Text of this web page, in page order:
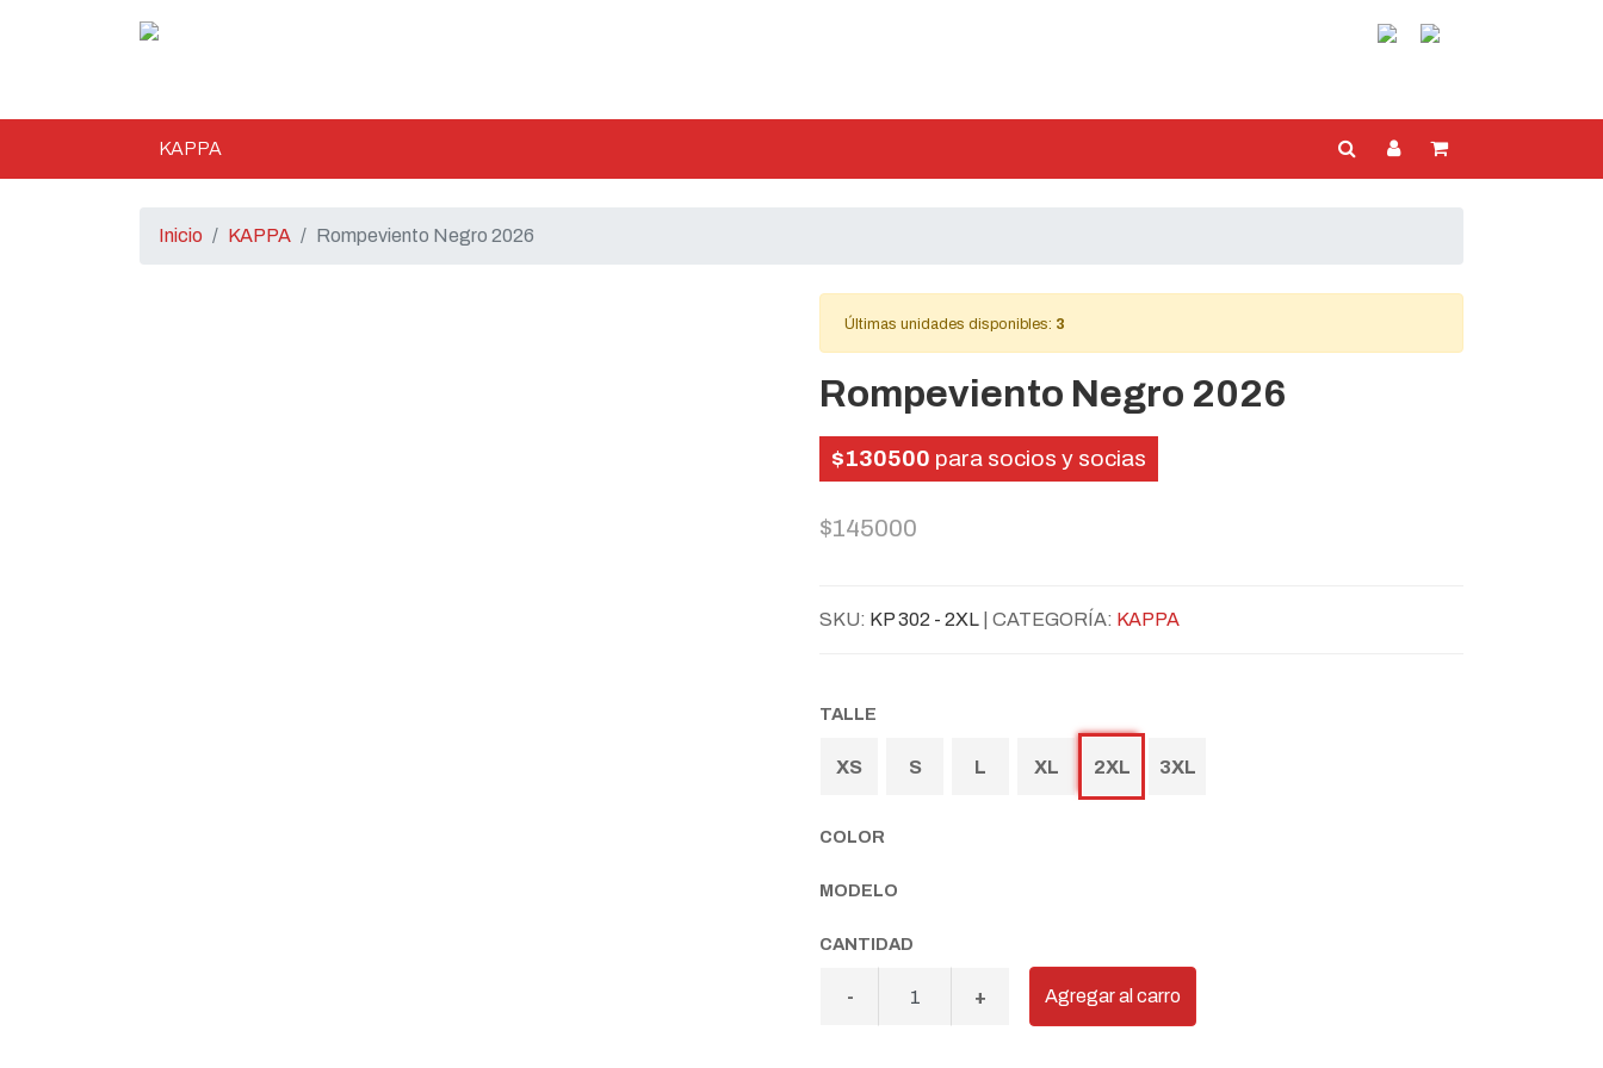
KAPPA
Inicio KAPPA Rompeviento Negro 2026
Últimas unidades disponibles: 3
Rompeviento Negro 2026
$130500 para socios y socias
$145000
SKU: KP 302 - 2XL | CATEGORÍA: KAPPA
TALLE
XS S L XL 2XL 3XL
COLOR
MODELO
CANTIDAD
- + Agregar al carro